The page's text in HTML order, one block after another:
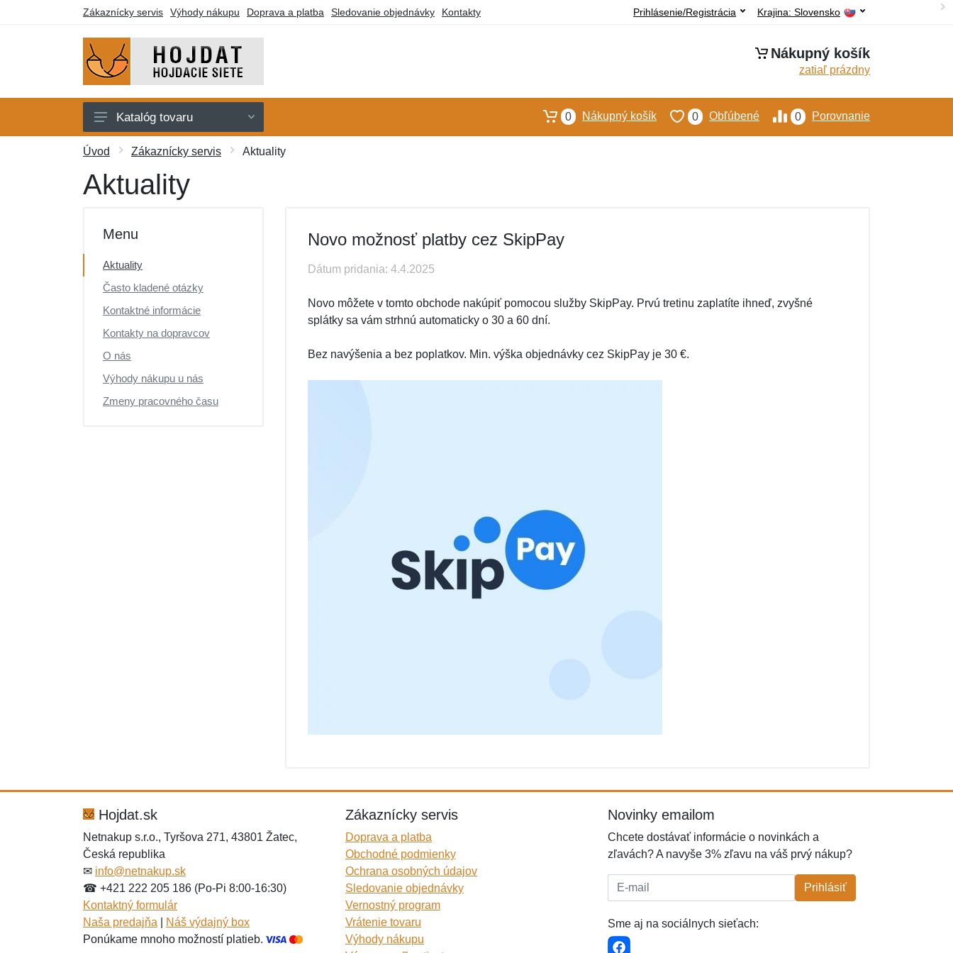
Zákaznícky servis Výhody nákupu Doprava a platba Sledovanie objednávky Kontakty Krajina: Slovensko
Prihlásenie/Registrácia
Nákupný košík
zatiaľ prázdny
Hojdacie siete
Hojdacie kreslá
Katalóg tovaru 0 Porovnanie
0 Obľúbené
0 Nákupný košík
Úvod Zákaznícky servis Aktuality
Aktuality
Menu
Aktuality
Často kladené otázky
Kontaktné informácie
Kontakty na dopravcov
O nás
Výhody nákupu u nás
Zmeny pracovného času
Novo možnosť platby cez SkipPay
Dátum pridania: 4.4.2025
Novo môžete v tomto obchode nakúpiť pomocou služby SkipPay. Prvú tretinu zaplatíte ihneď, zvyšné
splátky sa vám strhnú automaticky o 30 a 60 dní.
Bez navýšenia a bez poplatkov. Min. výška objednávky cez SkipPay je 30 €.
Hojdat.sk
Netnakup s.r.o., Tyršova 271, 43801 Žatec,
Česká republika
✉ info@netnakup.sk
☎ +421 222 205 186 (Po-Pi 8:00-16:30)
Kontaktný formulár
Naša predajňa
Náš výdajný box
Ponúkame mnoho možností platieb.
Zákaznícky servis
Doprava a platba
Obchodné podmienky
Ochrana osobných údajov
Sledovanie objednávky
Vernostný program
Vrátenie tovaru
Výhody nákupu
Novinky emailom
Chcete dostávať informácie o novinkách a
zľavách? A navyše 3% zľavu na váš prvý nákup?
E-mail: Prihlásiť
Sme aj na sociálnych sieťach: